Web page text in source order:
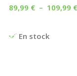
En stock
89,99 € – 109,99 €